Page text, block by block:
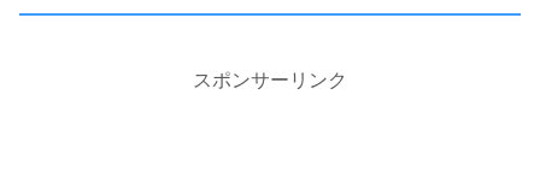
スポンサーリンク